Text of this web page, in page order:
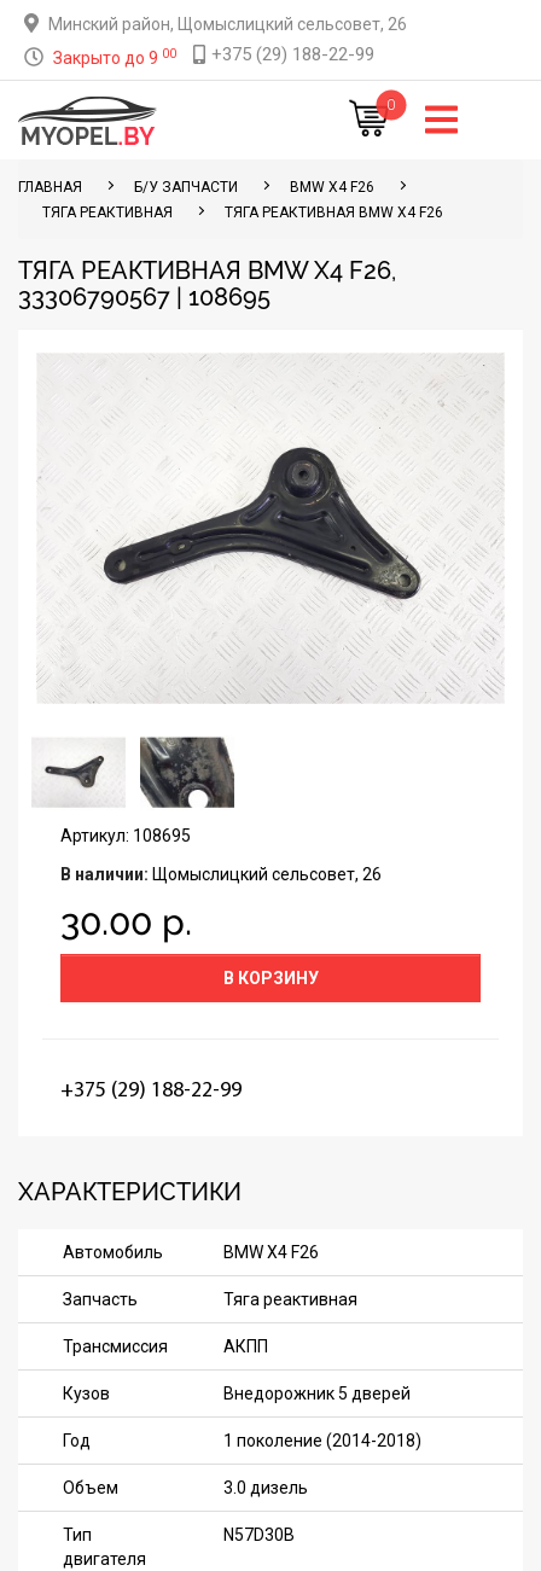
Минский район, Щомыслицкий сельсовет, 26
Закрыто до 9 00 +375 (29) 188-22-99
0
ГЛАВНАЯ Б/У ЗАПЧАСТИ
BMW X4 F26
ТЯГА РЕАКТИВНАЯ
ТЯГА РЕАКТИВНАЯ BMW X4 F26
ТЯГА РЕАКТИВНАЯ BMW X4 F26,
33306790567 | 108695
Артикул: 108695
В наличии: Щомыслицкий сельсовет, 26
30.00 р.
В КОРЗИНУ
+375 (29) 188-22-99
ХАРАКТЕРИСТИКИ
Автомобиль BMW X4 F26
Запчасть Тяга реактивная
Трансмиссия АКПП
Кузов Внедорожник 5 дверей
Год 1 поколение (2014-2018)
Объем 3.0 дизель
Тип
двигателя
N57D30B